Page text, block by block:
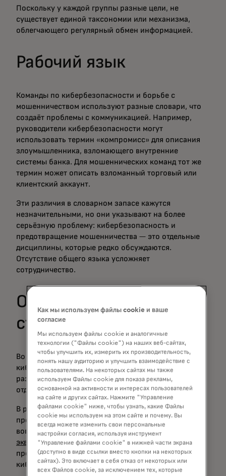
Поскольку у каждой группы разные цели, не
существует единой таксономии или механизма,
облегчающего регулярный обмен информацией.
Рабочий язык
Команды по кибербезопасности и борьбе с
мошенничеством используют разные словари, что
создаёт проблемы с коммуникацией. Например,
руководители кибербезопасности могут
использовать термин «компромисс» для описания
злоумышленника, взломающего внутренние
системы банка. Для мошеннических команд тот же
термин может описать взломанный торговый или
клиентский аккаунт.
Эти различия в словарном запасе кажутся
незначительными, но они указывают на более
серьёзную проблему: кибербезопасность и
предотвращение мошенничества — это отдельные
дисциплины, которые редко обсуждаются.
Отсутствие общего языка усложняет
сотрудничество.
Организационная
структура
Во многих финансовых учреждениях команды по
кибербезопасности и мошенничеству работают в
разных подразделениях и подчиняются через
отдельные цепочки командования.
В результате обмен информацией, как правило,
происходит только при возникновении неотложных
вопросов. Фактически,у 24% мировых эмитентов и
эквайеровдо сих пор отсутствуют формальные
процессы для сотрудничества в борьбе с
кибермошенничеством.
Как мы используем файлы cookie и ваше
согласие
Мы используем файлы cookie и аналогичные
технологии ("Файлы cookie") на наших веб-сайтах,
чтобы улучшить их, измерить их производительность,
понять нашу аудиторию и улучшить взаимодействие с
пользователями. На некоторых сайтах мы также
используем Файлы cookie для показа рекламы,
основанной на активности и интересах пользователей
на сайте и других сайтах. Нажмите "Управление
файлами cookie" ниже, чтобы узнать, какие Файлы
cookie мы используем на этом сайте и почему. Вы
всегда можете изменить свои персональные
настройки согласия, используя инструмент
"Управление файлами cookie" в нижней части экрана
(доступно в виде ссылки вместо кнопки на некоторых
сайтах). Это включает в себя отказ от некоторых или
всех Файлов cookie, за исключением тех, которые